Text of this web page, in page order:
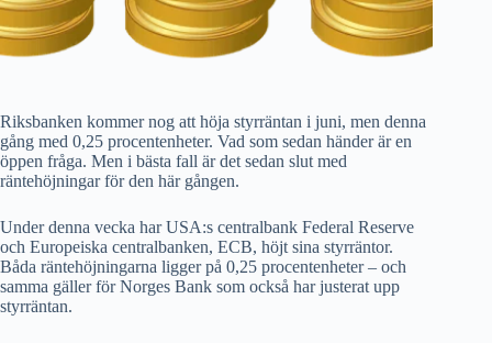
Riksbanken kommer nog att höja styrräntan i juni, men denna
gång med 0,25 procentenheter. Vad som sedan händer är en
öppen fråga. Men i bästa fall är det sedan slut med
räntehöjningar för den här gången.
Under denna vecka har USA:s centralbank Federal Reserve
och Europeiska centralbanken, ECB, höjt sina styrräntor.
Båda räntehöjningarna ligger på 0,25 procentenheter – och
samma gäller för Norges Bank som också har justerat upp
styrräntan.